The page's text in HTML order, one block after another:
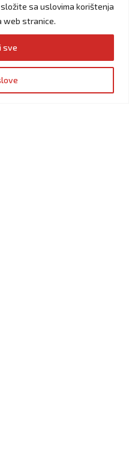
sa uslovima korištenja
web stranice.
sve